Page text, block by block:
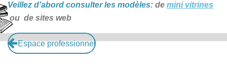
Veillez d'abord consulter les modèles: de mini vitrines
ou de sites web
Espace professionnel